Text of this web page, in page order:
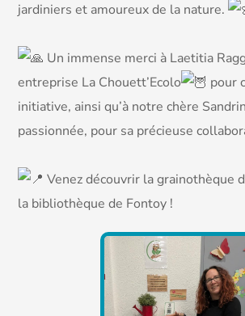
jardiniers et amoureux de la nature.
Un immense merci à Laetitia
entreprise La Chouett’Ecolo
pour
initiative, ainsi qu’à notre chère
passionnée, pour sa précieuse
Venez découvrir la grainothèque
la bibliothèque de Fontoy !